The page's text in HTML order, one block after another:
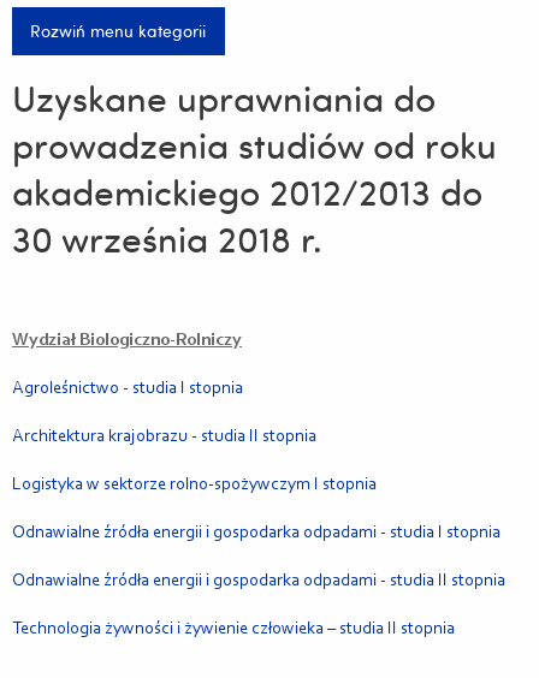
Rozwiń menu kategorii
Uzyskane uprawniania do
prowadzenia studiów od roku
akademickiego 2012/2013 do
30 września 2018 r.
Wydział Biologiczno-Rolniczy
Agroleśnictwo - studia I stopnia
Architektura krajobrazu - studia II stopnia
Logistyka w sektorze rolno-spożywczym I stopnia
Odnawialne źródła energii i gospodarka odpadami - studia I stopnia
Odnawialne źródła energii i gospodarka odpadami - studia II stopnia
Technologia żywności i żywienie człowieka – studia II stopnia